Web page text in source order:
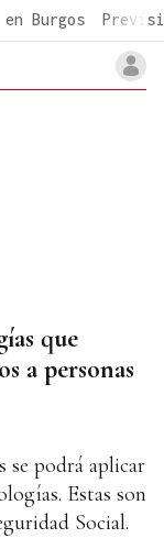
Burgos
que
a personas
se podrá aplicar
Estas son
Social.